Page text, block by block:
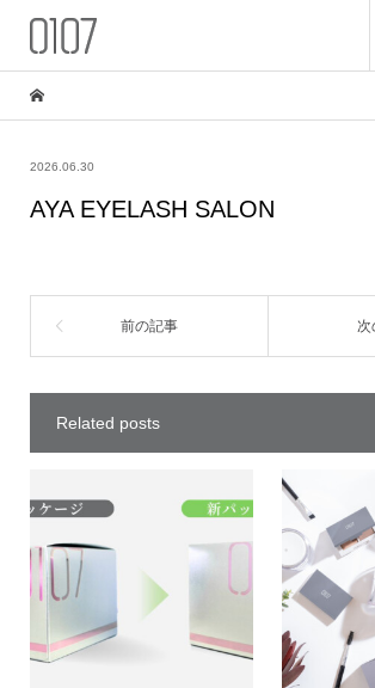
2026.06.30
AYA EYELASH SALON
Related posts